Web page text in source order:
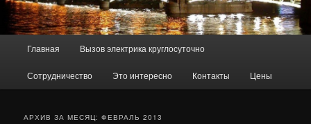
Главная Вызов электрика круглосуточно
Сотрудничество Это интересно Контакты Цены
АРХИВ ЗА МЕСЯЦ:ФЕВРАЛЬ 2013